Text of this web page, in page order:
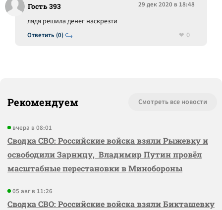
Гость 393 29 дек 2020 в 18:48
Ответить (0)
лядя решила денег наскрезти
0
Рекомендуем Смотреть все новости
вчера в 08:01
Сводка СВО: Российские войска взяли Рыжевку и
освободили Зарницу, Владимир Путин провёл
масштабные перестановки в Минобороны
05 авг в 11:26
Сводка СВО: Российские войска взяли Бикташевку